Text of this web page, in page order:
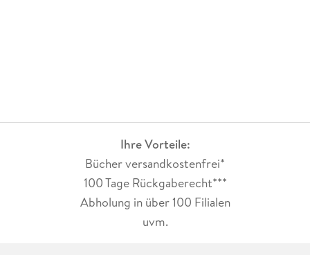
Ihre Vorteile:
Bücher versandkostenfrei*
100 Tage Rückgaberecht***
Abholung in über 100 Filialen
uvm.